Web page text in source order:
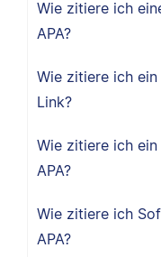
Wie zitiere ich
APA?
Wie zitiere ich
Link?
Wie zitiere ich
APA?
Wie zitiere ich
APA?